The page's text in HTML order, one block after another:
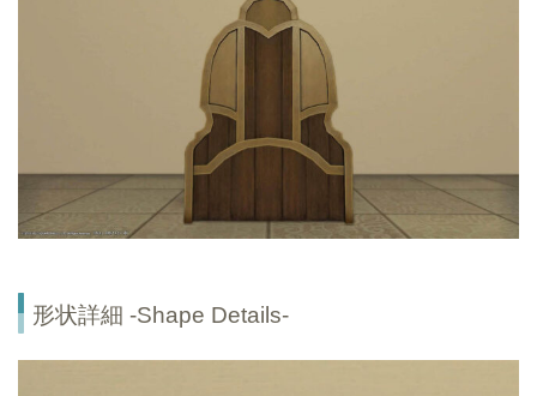
形状詳細 -Shape Details-